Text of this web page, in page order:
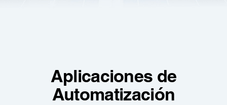
Aplicaciones de
Automatización